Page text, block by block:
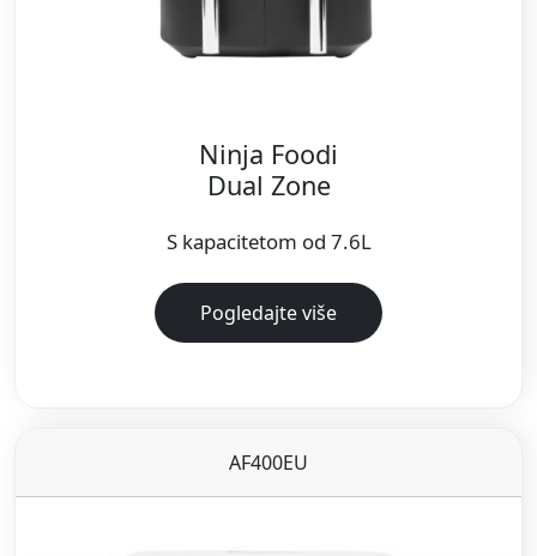
Ninja Foodi
Dual Zone
S kapacitetom od 7.6L
Pogledajte više
AF400EU